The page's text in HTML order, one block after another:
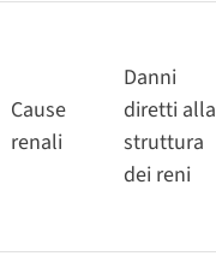
Cause
renali
Danni
diretti alla
struttura
dei reni